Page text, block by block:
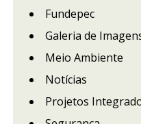
Fundepec
Galeria de
Meio Ambiente
Notícias
Projetos